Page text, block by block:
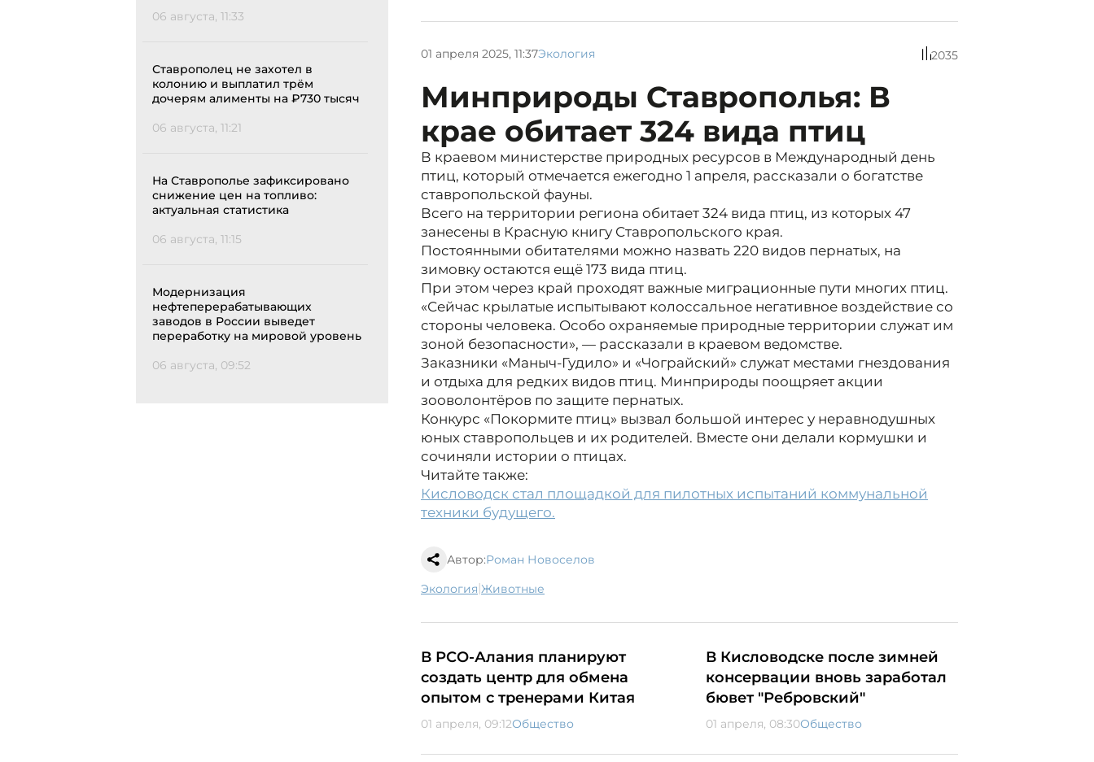
06 августа, 11:33
Ставрополец не захотел в
колонию и выплатил трём
дочерям алименты на ₽730 тысяч
06 августа, 11:21
На Ставрополье зафиксировано
снижение цен на топливо:
актуальная статистика
06 августа, 11:15
Модернизация
нефтеперерабатывающих
заводов в России выведет
переработку на мировой уровень
06 августа, 09:52
01 апреля 2025, 11:37Экология 2035
Минприроды Ставрополья: В
крае обитает 324 вида птиц
В краевом министерстве природных ресурсов в Международный день
птиц, который отмечается ежегодно 1 апреля, рассказали о богатстве
ставропольской фауны.
Всего на территории региона обитает 324 вида птиц, из которых 47
занесены в Красную книгу Ставропольского края.
Постоянными обитателями можно назвать 220 видов пернатых, на
зимовку остаются ещё 173 вида птиц.
При этом через край проходят важные миграционные пути многих птиц.
«Сейчас крылатые испытывают колоссальное негативное воздействие со
стороны человека. Особо охраняемые природные территории служат им
зоной безопасности», — рассказали в краевом ведомстве.
Заказники «Маныч-Гудило» и «Чограйский» служат местами гнездования
и отдыха для редких видов птиц. Минприроды поощряет акции
зооволонтёров по защите пернатых.
Конкурс «Покормите птиц» вызвал большой интерес у неравнодушных
юных ставропольцев и их родителей. Вместе они делали кормушки и
сочиняли истории о птицах.
Читайте также:
Кисловодск стал площадкой для пилотных испытаний коммунальной
техники будущего.
Автор:Роман Новоселов
экология| животные
В РСО-Алания планируют
создать центр для обмена
опытом с тренерами Китая
01 апреля, 09:12Общество
В Кисловодске после зимней
консервации вновь заработал
бювет "Ребровский"
01 апреля, 08:30Общество